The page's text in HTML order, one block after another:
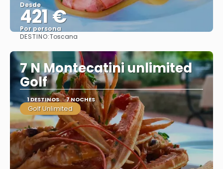
Desde
421 €
Por persona
DESTINO:Toscana
7 N Montecatini unlimited
Golf
1 DESTINOS 7 NOCHES
Golf Unlimited